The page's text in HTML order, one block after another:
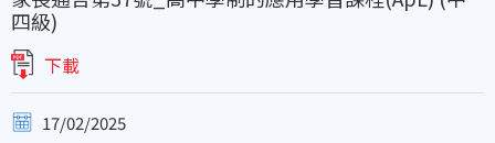
四級)
下載
17/02/2025